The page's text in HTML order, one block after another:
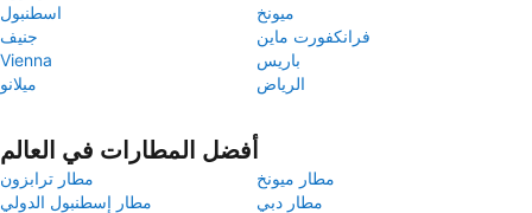
اسطنبول
ميونخ
جنيف
فرانكفورت ماين
Vienna
باريس
ميلانو
الرياض
أفضل المطارات في العالم
مطار ترابزون
مطار ميونخ
مطار إسطنبول الدولي
مطار دبي